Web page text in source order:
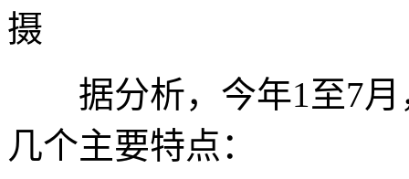
摄
据分析，今年1至7月
几个主要特点：